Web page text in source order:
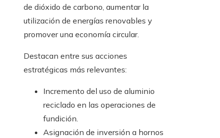
de dióxido de carbono, aumentar la
utilización de energías renovables y
promover una economía circular.
Destacan entre sus acciones
estratégicas más relevantes:
Incremento del uso de aluminio
reciclado en las operaciones de
fundición.
Asignación de inversión a hornos